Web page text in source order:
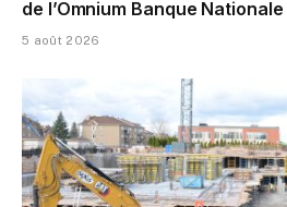
de l’Omnium Banque Nationale
5 août 2026